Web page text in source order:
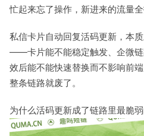
忙起来忘了操作，新进来的流量全
私信卡片自动回复活码更新，本
——卡片能不能稳定触发、企微链
效后能不能快速替换而不影响前
整条链路就废了。
为什么活码更新成了链路里最脆